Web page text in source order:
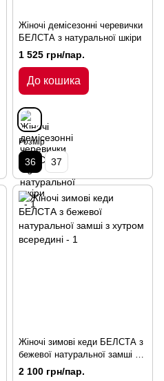
Жіночі демісезонні черевички
БЕЛСТА з натуральної шкіри
1 525 грн/пар.
До кошика
Розмір
36 37
Жіночі зимові кеди БЕЛСТА з
бежевої натуральної замші з
хутром всередині
2 100 грн/пар.